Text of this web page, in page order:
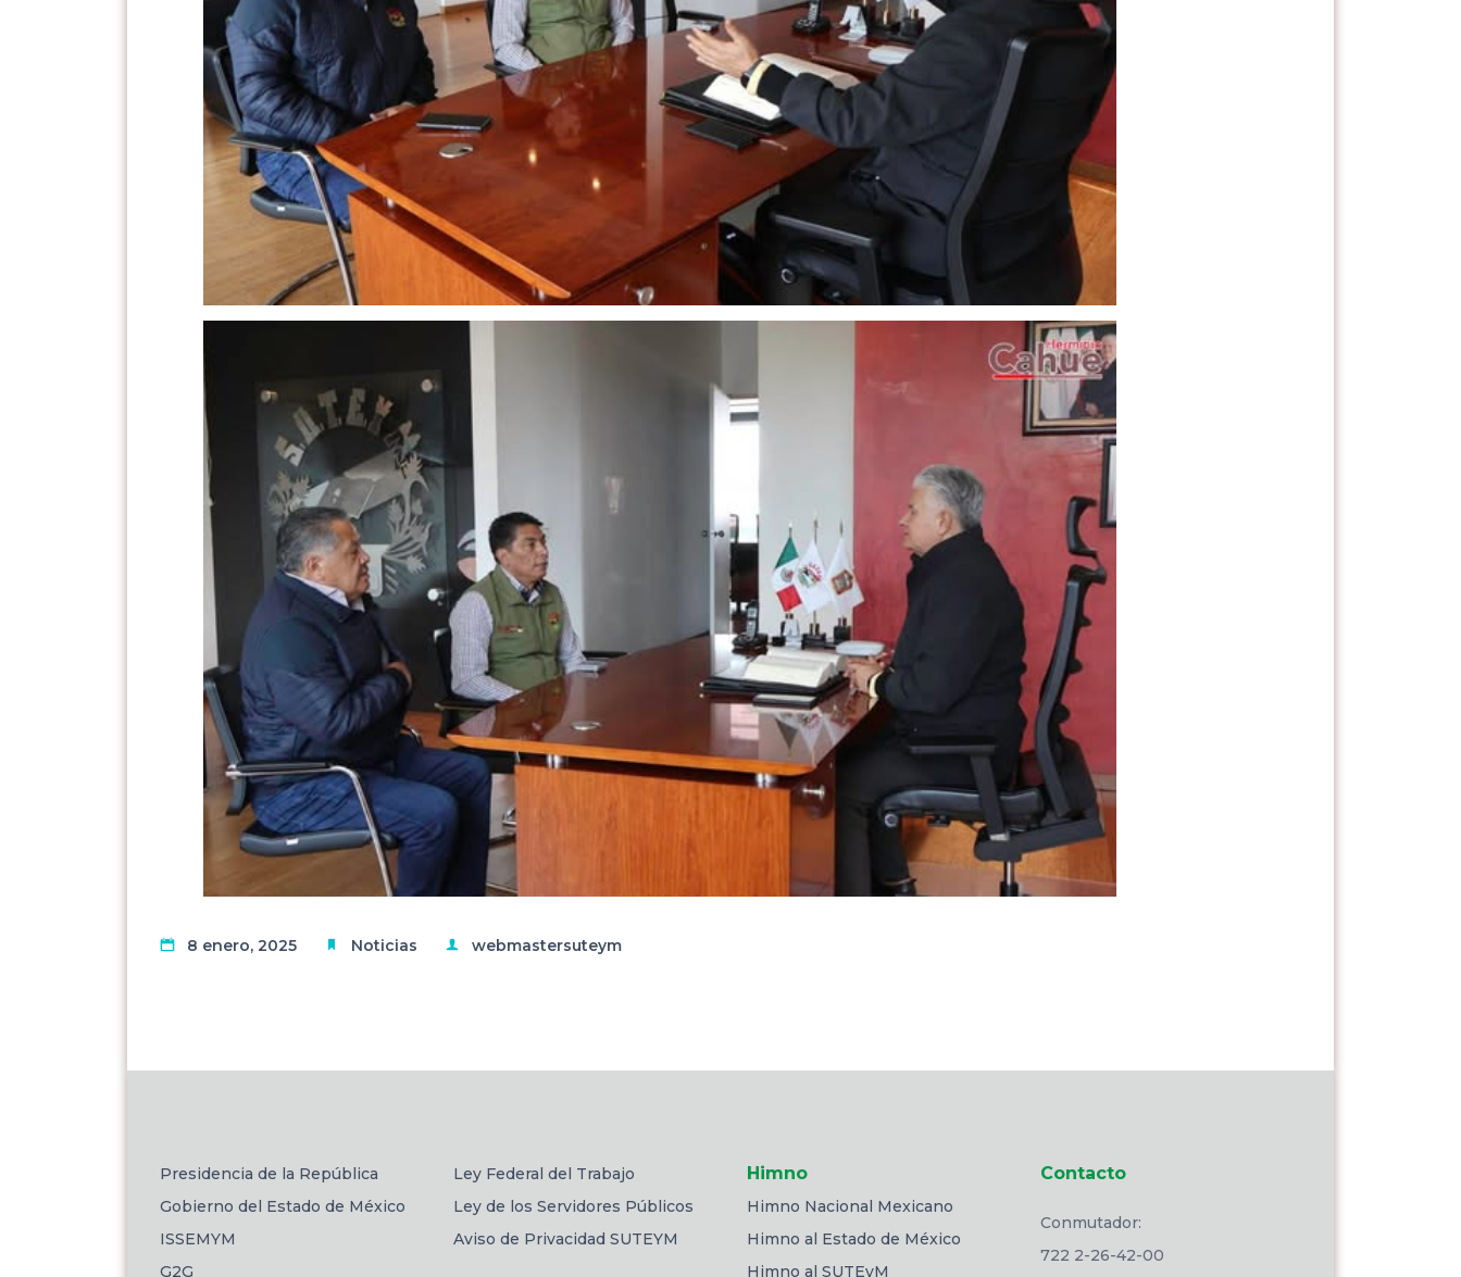
8 enero, 2025 Noticias webmastersuteym
Presidencia de la República
Gobierno del Estado de México
ISSEMYM
G2G
Ley Federal del Trabajo
Ley de los Servidores Públicos
Aviso de Privacidad SUTEYM
Himno
Himno Nacional Mexicano
Himno al Estado de México
Himno al SUTEyM
Contacto
Conmutador:
722 2-26-42-00